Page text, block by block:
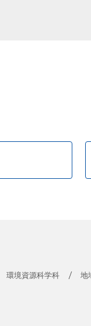
環境資源科学科 地